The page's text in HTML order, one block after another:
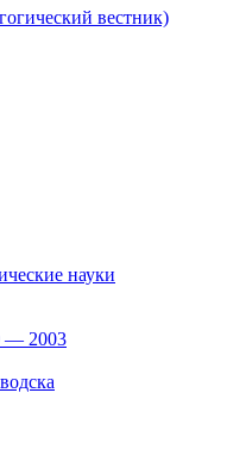
вестник)
науки
— 2003